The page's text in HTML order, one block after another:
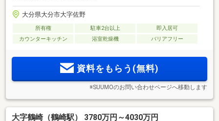
大分県大分市大字佐野
所有権 駐車2台以上
即入居可
カウンターキッチン
浴室乾燥機 バリアフリー
資料をもらう(無料)
※SUUMOのお問い合わせページへ移動します
大字鶴崎（鶴崎駅） 3780万円～4030万円